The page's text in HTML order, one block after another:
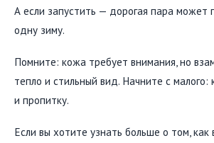
А если запустить — дорогая пара может
одну зиму.
Помните: кожа требует внимания, но
тепло и стильный вид. Начните с малого:
и пропитку.
Если вы хотите узнать больше о том, как